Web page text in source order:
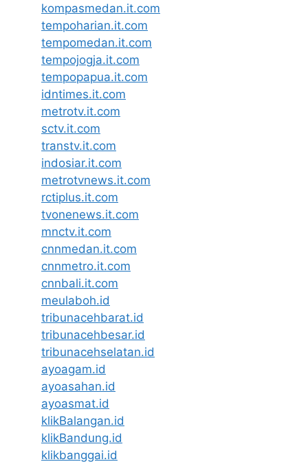
kompasmedan.it.com
tempoharian.it.com
tempomedan.it.com
tempojogja.it.com
tempopapua.it.com
idntimes.it.com
metrotv.it.com
sctv.it.com
transtv.it.com
indosiar.it.com
metrotvnews.it.com
rctiplus.it.com
tvonenews.it.com
mnctv.it.com
cnnmedan.it.com
cnnmetro.it.com
cnnbali.it.com
meulaboh.id
tribunacehbarat.id
tribunacehbesar.id
tribunacehselatan.id
ayoagam.id
ayoasahan.id
ayoasmat.id
klikBalangan.id
klikBandung.id
klikbanggai.id